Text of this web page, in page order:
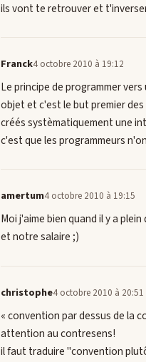
ils vont te retrouver et
Franck4 octobre 2010 à 19:12
Le principe de programmer
objet et c'est le but premier
créés systèmatiquement une
c'est que les programmeurs
amertum4 octobre 2010 à 19:15
Moi j'aime bien quand il y a
et notre salaire ;)
christophe4 octobre 2010 à 20:51
« convention par dessus de la
attention au contresens!
il faut traduire "convention